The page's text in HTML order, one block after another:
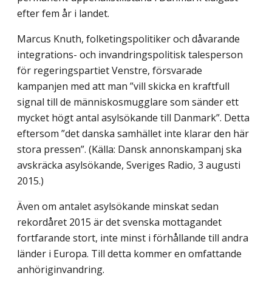
efter fem år i landet.
Marcus Knuth, folketingspolitiker och dåvarande
integrations- och invandringspoli­tisk talesperson
för regeringspartiet Venstre, försvarade
kampanjen med att man ”vill skicka en kraftfull
signal till de människosmugglare som sänder ett
mycket högt antal asylsökande till Danmark”. Detta
eftersom ”det danska samhället inte klarar den här
stora pressen”. (Källa: Dansk annonskampanj ska
avskräcka asylsökande, Sveriges Radio, 3 augusti
2015.)
Även om antalet asylsökande minskat sedan
rekordåret 2015 är det svenska mottag­andet
fortfarande stort, inte minst i förhållande till andra
länder i Europa. Till detta kommer en omfattande
anhöriginvandring.